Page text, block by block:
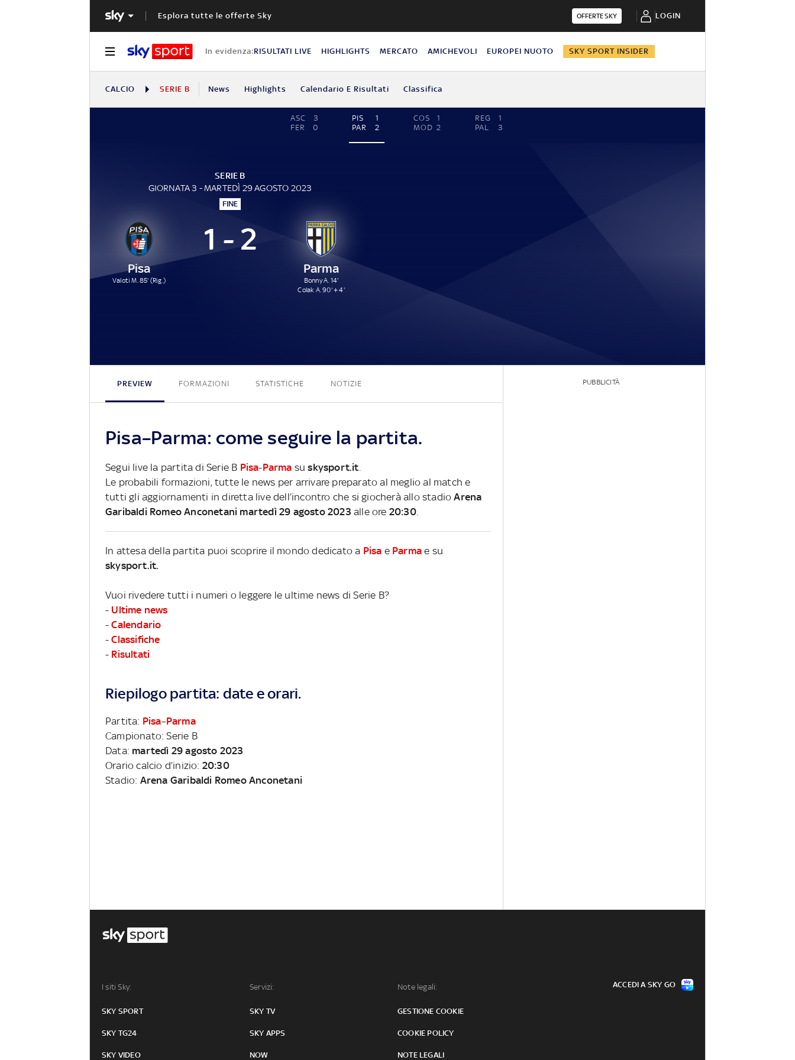
Esplora tutte le offerte Sky OFFERTE SKY LOGIN
In evidenza:RISULTATI LIVE HIGHLIGHTS MERCATO AMICHEVOLI EUROPEI NUOTO SKY SPORT INSIDER
CALCIO SERIE B News Highlights Calendario E Risultati Classifica
ASC
3
FER
0
PIS
1
PAR
2
COS
1
MOD 2
REG
1
PAL
3
SERIE B
GIORNATA 3 - MARTEDÌ 29 AGOSTO 2023
FINE
Pisa
Valoti M. 85' (Rig.)
1 - 2
Parma
Bonny A. 14'
Colak A. 90' + 4'
PREVIEW FORMAZIONI STATISTICHE NOTIZIE
Pisa–Parma: come seguire la partita.
Segui live la partita di Serie B Pisa-Parma suskysport.it
Le probabili formazioni, tutte le news per arrivare preparato al meglio al match e
tutti gli aggiornamenti in diretta live dell’incontro che si giocherà allo stadioArena
Garibaldi Romeo Anconetani martedì 29 agosto 2023 alle ore 20:30.
In attesa della partita puoi scoprire il mondo dedicato a Pisa e Parma e su
skysport.it.
Vuoi rivedere tutti i numeri o leggere le ultime news di Serie B?
- Ultime news
-Calendario
-Classifiche
- Risultati
Riepilogo partita: date e orari.
Partita: Pisa–Parma
Campionato: Serie B
Data: martedì 29 agosto 2023
Orario calcio d’inizio: 20:30
Stadio: Arena Garibaldi Romeo Anconetani
PUBBLICITÀ
I siti Sky:
SKY SPORT
SKY TG24
SKY VIDEO
Servizi:
SKY TV
SKY APPS
NOW
Note legali:
GESTIONE COOKIE
COOKIE POLICY
NOTE LEGALI
ACCEDI A SKY GO